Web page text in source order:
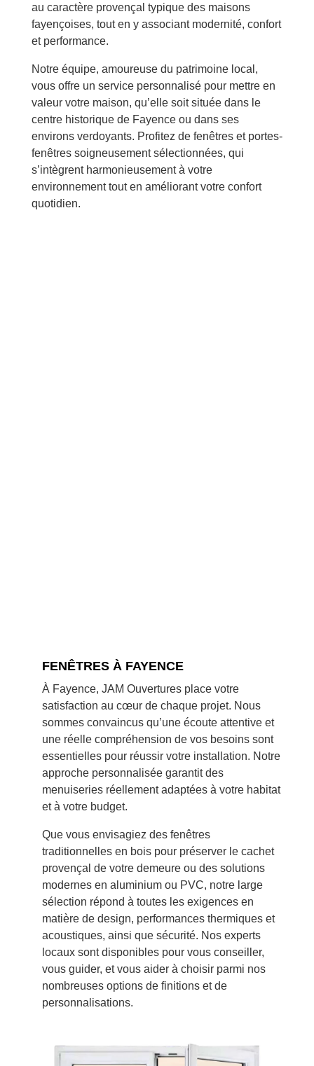
au caractère provençal typique des maisons
fayençoises, tout en y associant modernité, confort
et performance.
Notre équipe, amoureuse du patrimoine local,
vous offre un service personnalisé pour mettre en
valeur votre maison, qu’elle soit située dans le
centre historique de Fayence ou dans ses
environs verdoyants. Profitez de fenêtres et portes-
fenêtres soigneusement sélectionnées, qui
s’intègrent harmonieusement à votre
environnement tout en améliorant votre confort
quotidien.
FENÊTRES À FAYENCE
À Fayence, JAM Ouvertures place votre
satisfaction au cœur de chaque projet. Nous
sommes convaincus qu’une écoute attentive et
une réelle compréhension de vos besoins sont
essentielles pour réussir votre installation. Notre
approche personnalisée garantit des
menuiseries réellement adaptées à votre habitat
et à votre budget.
Que vous envisagiez des fenêtres
traditionnelles en bois pour préserver le cachet
provençal de votre demeure ou des solutions
modernes en aluminium ou PVC, notre large
sélection répond à toutes les exigences en
matière de design, performances thermiques et
acoustiques, ainsi que sécurité. Nos experts
locaux sont disponibles pour vous conseiller,
vous guider, et vous aider à choisir parmi nos
nombreuses options de finitions et de
personnalisations.